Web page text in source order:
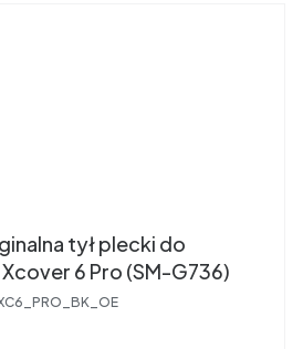
tył plecki do
6 Pro (SM-G736)